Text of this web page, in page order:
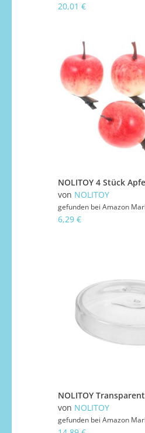
20,01 €
von NOLITOY
gefunden bei Amazon
6,29 €
von NOLITOY
gefunden bei Amazon